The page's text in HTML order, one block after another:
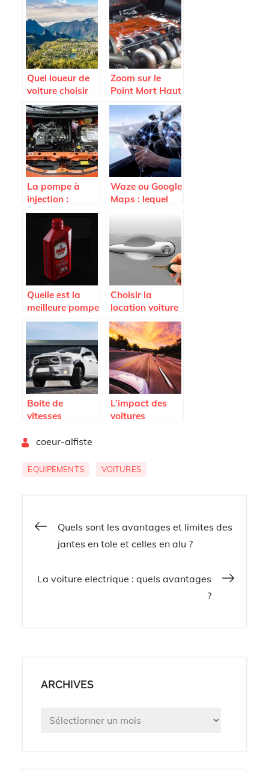
jantes en tole et
celles en alu ?
avantages ?
Quel loueur de
voiture choisir
sur l’Ile de la
Reunion ?
Zoom sur le
Point Mort Haut
d’une voiture
La pompe à
injection :
comment faire
pour tester son
électrovanne ?
Waze ou Google
Maps : lequel
Quelle est la
meilleure pompe
vidange d’huile
Choisir la
location voiture
longue durée
Boite de
vitesses
manuelle :
privilegier ?
L’impact des
voitures
coeur-alfiste
EQUIPEMENTS VOITURES
Navigation
Quels sont les avantages et limites des
jantes en tole et celles en alu ?
La voiture electrique : quels avantages
?
ARCHIVES
Archives